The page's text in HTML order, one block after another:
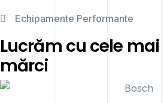
Echipamente Performante
Lucrăm cu cele
mărci